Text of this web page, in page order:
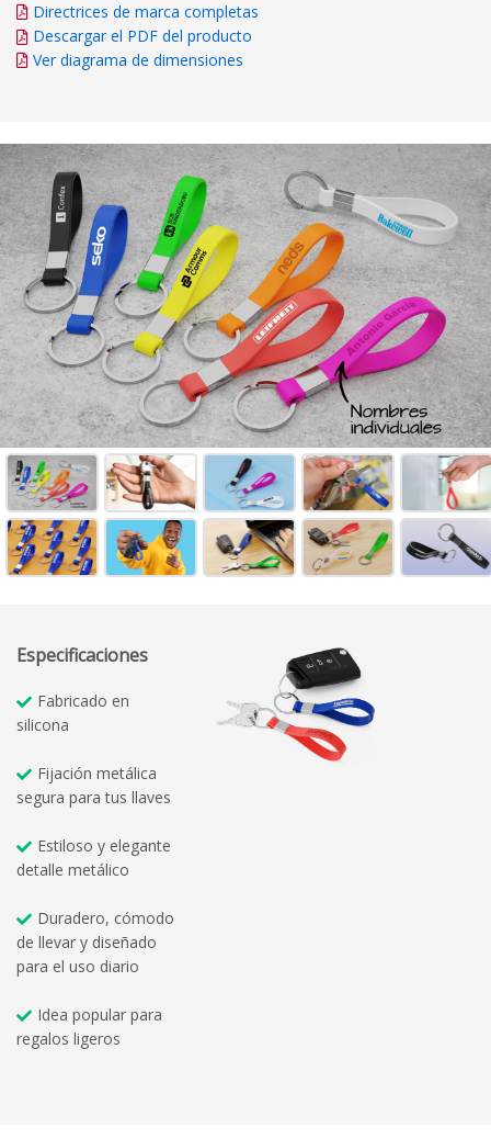
Directrices de marca completas
Descargar el PDF del producto
Ver diagrama de dimensiones
Especificaciones
Fabricado en
silicona
Fijación metálica
segura para tus llaves
Estiloso y elegante
detalle metálico
Duradero, cómodo
de llevar y diseñado
para el uso diario
Idea popular para
regalos ligeros